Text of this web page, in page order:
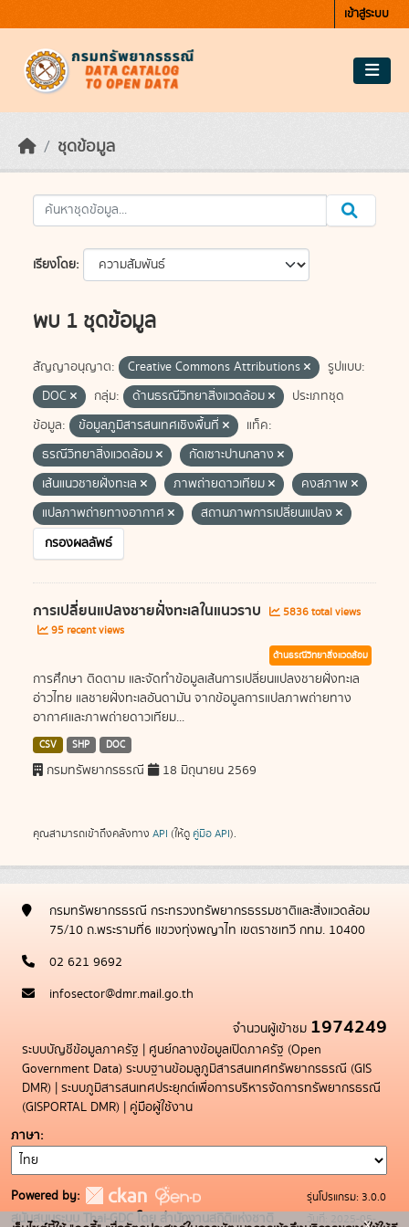
เข้าสู่ระบบ
ชุดข้อมูล
เรียงโดย
พบ 1 ชุดข้อมูล
สัญญาอนุญาต: Creative Commons Attributions
รูปแบบ:
DOC
กลุ่ม: ด้านธรณีวิทยาสิ่งแวดล้อม
ประเภทชุด
ข้อมูล:
ข้อมูลภูมิสารสนเทศเชิงพื้นที่
แท็ค:
ธรณีวิทยาสิ่งแวดล้อม
กัดเซาะปานกลาง
เส้นแนวชายฝั่งทะเล
ภาพถ่ายดาวเทียม
คงสภาพ
แปลภาพถ่ายทางอากาศ
สถานภาพการเปลี่ยนแปลง
กรองผลลัพธ์
การเปลี่ยนแปลงชายฝั่งทะเลในแนวราบ
5836 total views
95 recent views
ด้านธรณีวิทยาสิ่งแวดล้อม
การศึกษา ติดตาม และจัดทำข้อมูลเส้นการเปลี่ยนแปลงชายฝั่งทะเล
อ่าวไทย แลชายฝั่งทะเลอันดามัน จากข้อมูลการแปลภาพถ่ายทาง
อากาศและภาพถ่ายดาวเทียม...
CSV SHP DOC
กรมทรัพยากรธรณี 18 มิถุนายน 2569
คุณสามารถเข้าถึงคลังทาง API (ให้ดู คู่มือ API).
กรมทรัพยากรธรณี กระทรวงทรัพยากรธรรมชาติและสิ่งแวดล้อม
75/10 ถ.พระรามที่6 แขวงทุ่งพญาไท เขตราชเทวี กทม. 10400
02 621 9692
infosector@dmr.mail.go.th
จำนวนผู้เข้าชม 1974249
ระบบบัญชีข้อมูลภาครัฐ | ศูนย์กลางข้อมูลเปิดภาครัฐ (Open
Government Data) ระบบฐานข้อมลูภูมิสารสนเทศทรัพยากรธรณี (GIS
DMR) | ระบบภูมิสารสนเทศประยุกต์เพื่อการบริหารจัดการทรัพยากรธรณี
(GISPORTAL DMR) | คู่มือผู้ใช้งาน
ภาษา
Powered by:
สนับสนุนระบบ Thai-GDC โดย สำนักงานสถิติแห่งชาติ
รุ่นโปรแกรม: 3.0.0
วันที่: 2025-05-